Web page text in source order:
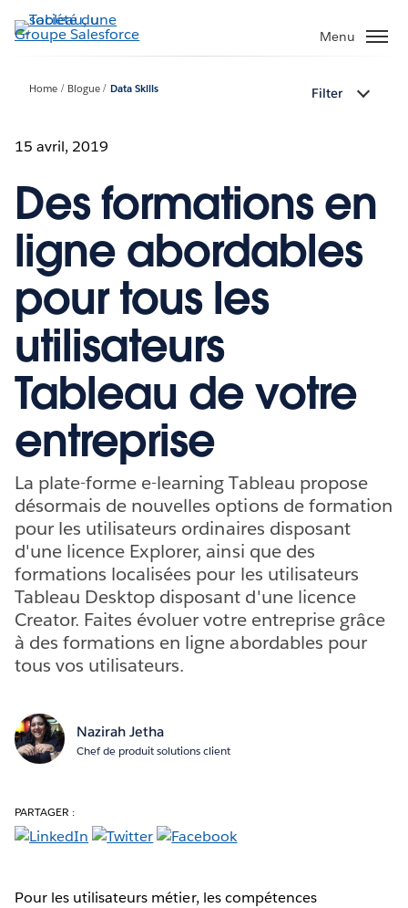
Aller
au
Menu
Home Blogue Data Skills Filter
15 avril, 2019
Des formations en
ligne abordables
pour tous les
utilisateurs
Tableau de votre
entreprise
La plate-forme e-learning Tableau propose
désormais de nouvelles options de formation
pour les utilisateurs ordinaires disposant
d'une licence Explorer, ainsi que des
formations localisées pour les utilisateurs
Tableau Desktop disposant d'une licence
Creator. Faites évoluer votre entreprise grâce
à des formations en ligne abordables pour
tous vos utilisateurs.
Nazirah Jetha
Chef de produit solutions client
PARTAGER :
Pour les utilisateurs métier, les compétences